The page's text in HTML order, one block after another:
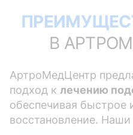
В
АртроМедЦентр
подход к лечению
обеспечивая быстрое
восстановление.